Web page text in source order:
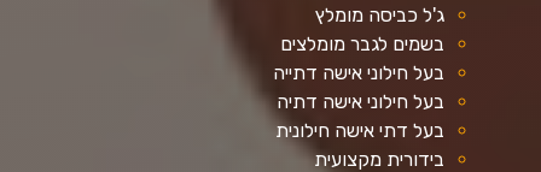
ג'ל כביסה מומלץ
בשמים לגבר מומלצים
בעל חילוני אישה דתייה
בעל חילוני אישה דתיה
בעל דתי אישה חילונית
בידורית מקצועית